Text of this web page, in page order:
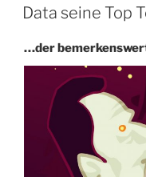
Data seine Top
…der